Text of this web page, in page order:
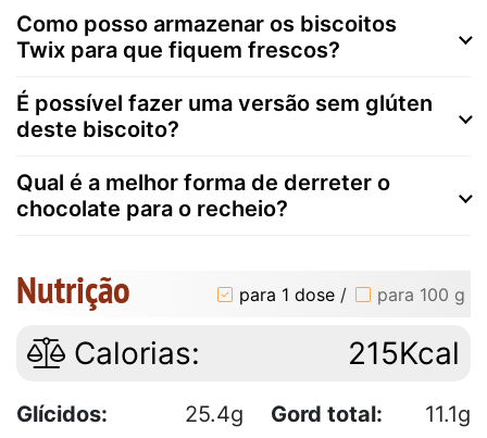
Como posso armazenar os biscoitos
Twix para que fiquem frescos?
É possível fazer uma versão sem glúten
deste biscoito?
Qual é a melhor forma de derreter o
chocolate para o recheio?
Nutrição para 1 dose / para 100 g
Calorias: 215Kcal
Glícidos: 25.4g Gord total:
11.1g